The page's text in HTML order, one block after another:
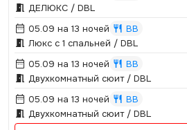
ДЕЛЮКС / DBL
05.09 на 13 ночей
BB
Люкс с 1 спальней / DBL
05.09 на 13 ночей
BB
Двухкомнатный сюит / DBL
05.09 на 13 ночей
BB
Двухкомнатный сюит / DBL